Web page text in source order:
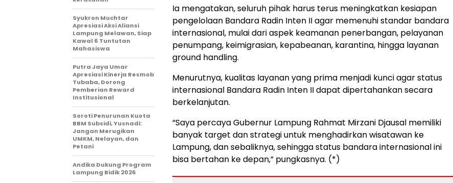
Ia mengatakan, seluruh pihak harus terus meningkatkan kesiapan
pengelolaan Bandara Radin Inten II agar memenuhi standar bandara
internasional, mulai dari aspek keamanan penerbangan, pelayanan
penumpang, keimigrasian, kepabeanan, karantina, hingga layanan
ground handling.
Menurutnya, kualitas layanan yang prima menjadi kunci agar status
internasional Bandara Radin Inten II dapat dipertahankan secara
berkelanjutan.
“Saya percaya Gubernur Lampung Rahmat Mirzani Djausal memiliki
banyak target dan strategi untuk menghadirkan wisatawan ke
Lampung, dan sebaliknya, sehingga status bandara internasional ini
bisa bertahan ke depan,” pungkasnya. (*)
Syukron Muchtar
Apresiasi Aksi Aliansi
Lampung Melawan, Siap
Kawal 6 Tuntutan
Mahasiswa
Putra Jaya Umar
Apresiasi Kinerja Resmob
Tubaba, Dorong
Pemberian Reward
Institusional
Soroti Penurunan Kuota
BBM Subsidi, Yusnadi:
Jangan Merugikan
UMKM, Nelayan, dan
Petani
Andika Dukung Program
Lampung Bidik 2026